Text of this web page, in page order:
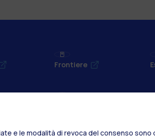
Frontiere
e le modalità di revoca del consenso sono